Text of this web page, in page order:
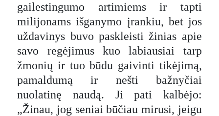
gailestingumo artimiems ir tapti
milijonams išganymo įrankiu, bet jos
uždavinys buvo paskleisti žinias apie
savo regėjimus kuo labiausiai tarp
žmonių ir tuo būdu gaivinti tikėjimą,
pamaldumą ir nešti bažnyčiai
nuolatinę naudą. Ji pati kalbėjo:
„Žinau, jog seniai būčiau mirusi, jeigu